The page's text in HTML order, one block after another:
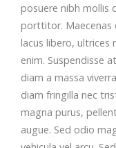
posuere nibh mollis
porttitor. Maecenas
lacus libero, ultrices
enim. Suspendisse
diam a massa
diam fringilla nec
magna purus,
augue. Sed odio